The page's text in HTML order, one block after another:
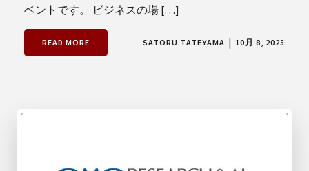
ベントです。 ビジネスの場 […]
READ MORE SATORU.TATEYAMA | 10月 8, 2025